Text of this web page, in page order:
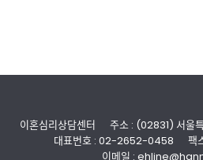
이혼심리상담센터
주소 : (02831) 서울
대표번호 : 02-2652-0458
팩
이메일 :